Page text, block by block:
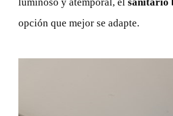
opción que mejor se adapte.